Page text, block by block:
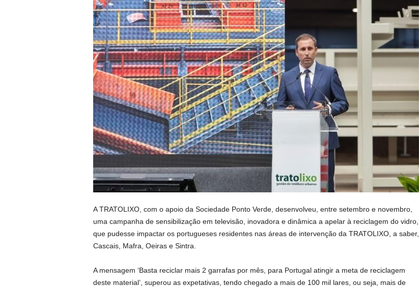
A TRATOLIXO, com o apoio da Sociedade Ponto Verde, desenvolveu, entre setembro e novembro,
uma campanha de sensibilização em televisão, inovadora e dinâmica a apelar à reciclagem do vidro,
que pudesse impactar os portugueses residentes nas áreas de intervenção da TRATOLIXO, a saber,
Cascais, Mafra, Oeiras e Sintra.
A mensagem ‘Basta reciclar mais 2 garrafas por mês, para Portugal atingir a meta de reciclagem
deste material’, superou as expetativas, tendo chegado a mais de 100 mil lares, ou seja, mais de